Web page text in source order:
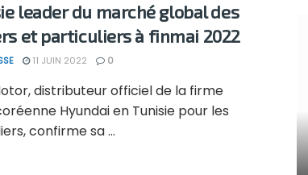
leader du marché global des
et particuliers à finmai 2022
11 JUIN 2022 0
distributeur officiel de la firme
Hyundai en Tunisie pour les
confirme sa ...